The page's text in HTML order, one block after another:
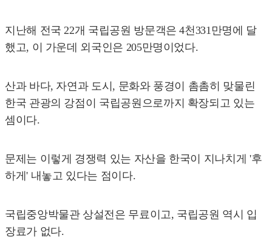
지난해 전국 22개 국립공원 방문객은 4천331만명에 달
했고, 이 가운데 외국인은 205만명이었다.
산과 바다, 자연과 도시, 문화와 풍경이 촘촘히 맞물린
한국 관광의 강점이 국립공원으로까지 확장되고 있는
셈이다.
문제는 이렇게 경쟁력 있는 자산을 한국이 지나치게 '후
하게' 내놓고 있다는 점이다.
국립중앙박물관 상설전은 무료이고, 국립공원 역시 입
장료가 없다.